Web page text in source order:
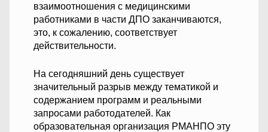
взаимоотношения с медицинскими
работниками в части ДПО заканчиваются,
это, к сожалению, соответствует
действительности.
На сегодняшний день существует
значительный разрыв между тематикой и
содержанием программ и реальными
запросами работодателей. Как
образовательная организация РМАНПО эту